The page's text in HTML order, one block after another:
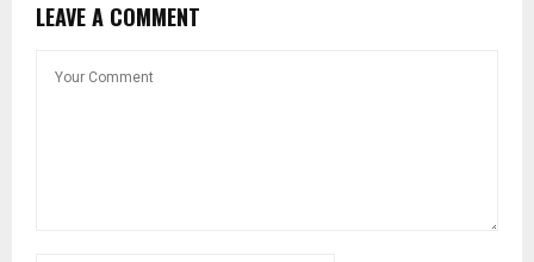
LEAVE A COMMENT